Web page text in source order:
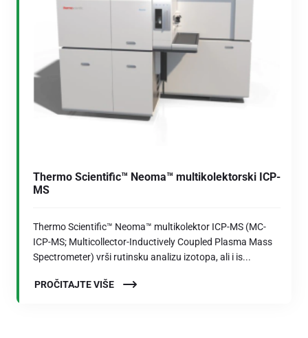
Thermo Scientific™ Neoma™ multikolektorski ICP-
MS
Thermo Scientific™ Neoma™ multikolektor ICP-MS (MC-
ICP-MS; Multicollector-Inductively Coupled Plasma Mass
Spectrometer) vrši rutinsku analizu izotopa, ali i is...
PROČITAJTE VIŠE